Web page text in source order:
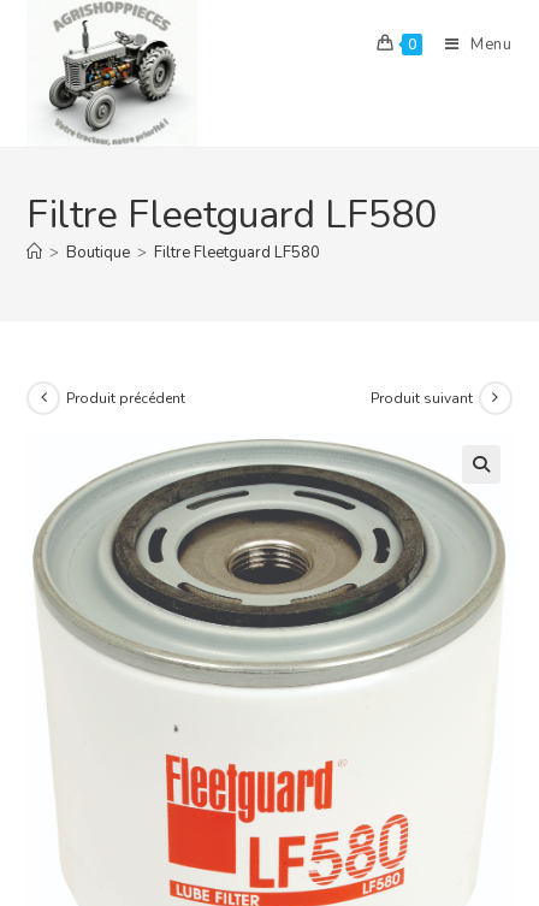
content
0 Menu
Filtre Fleetguard LF580
> Boutique > Filtre Fleetguard LF580
Produit précédent Produit suivant